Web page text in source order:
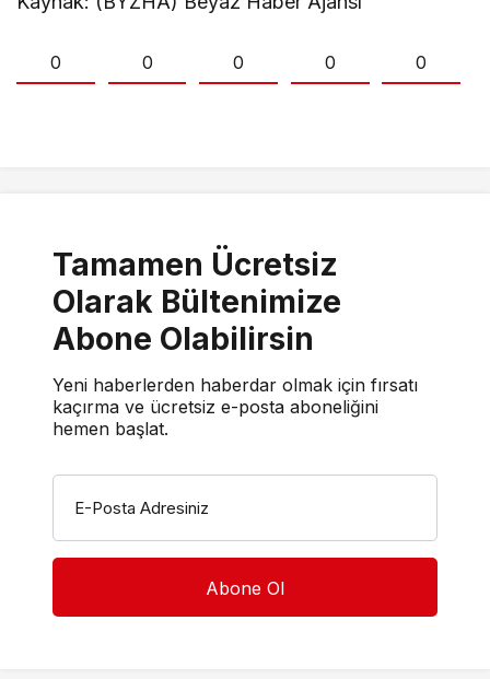
0 0 0 0 0
Tamamen Ücretsiz
Olarak Bültenimize
Abone Olabilirsin
Yeni haberlerden haberdar olmak için fırsatı
kaçırma ve ücretsiz e-posta aboneliğini
hemen başlat.
E-Posta Adresiniz